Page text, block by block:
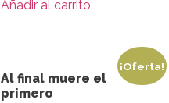
Añadir al carrito
¡Oferta!
Al final muere el
primero